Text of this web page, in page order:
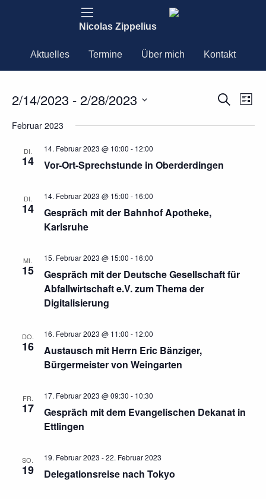
Nicolas Zippelius
Aktuelles Termine Über mich Kontakt
Suche
Suche
Liste
2/14/2023 - 2/28/2023
wählen.
Februar 2023
DI.
14
14. Februar 2023 @ 10:00 - 12:00
Vor-Ort-Sprechstunde in Oberderdingen
DI.
14
14. Februar 2023 @ 15:00 - 16:00
Gespräch mit der Bahnhof Apotheke,
Karlsruhe
MI.
15
15. Februar 2023 @ 15:00 - 16:00
Gespräch mit der Deutsche Gesellschaft für
Abfallwirtschaft e.V. zum Thema der
Digitalisierung
DO.
16
16. Februar 2023 @ 11:00 - 12:00
Austausch mit Herrn Eric Bänziger,
Bürgermeister von Weingarten
FR.
17
17. Februar 2023 @ 09:30 - 10:30
Gespräch mit dem Evangelischen Dekanat in
Ettlingen
SO.
19
19. Februar 2023 -22. Februar 2023
Delegationsreise nach Tokyo